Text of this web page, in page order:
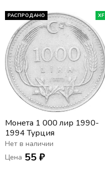
РАСПРОДАНО XF
Монета 1 000 лир 1990-
1994 Турция
Нет в наличии
Цена 55 ₽